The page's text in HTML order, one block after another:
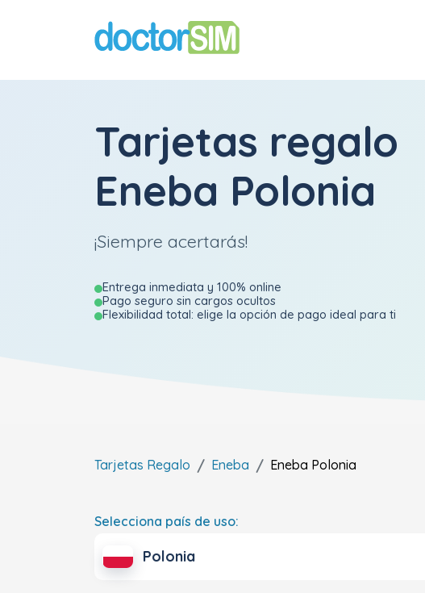
Tarjetas regalo
Eneba Polonia
¡Siempre acertarás!
Entrega inmediata y 100% online
Pago seguro sin cargos ocultos
Flexibilidad total: elige la opción de pago ideal para ti
Tarjetas Regalo Eneba Eneba Polonia
Selecciona país de uso:
Polonia